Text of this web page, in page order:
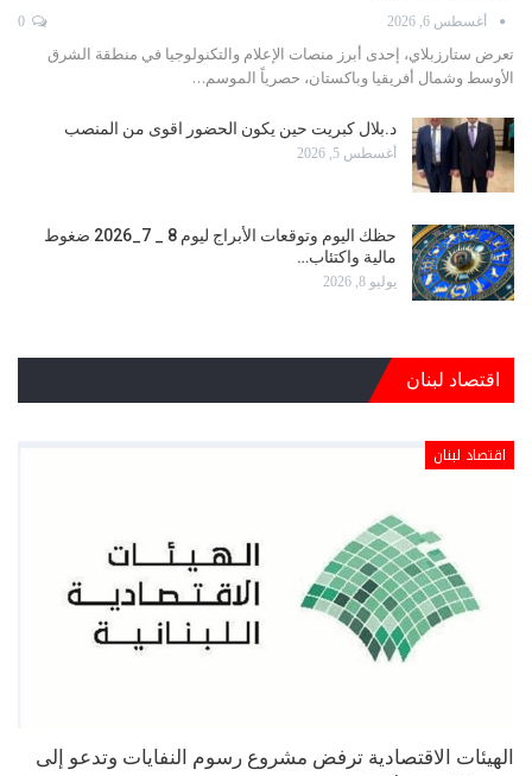
أغسطس 6, 2026
تعرض ستارزبلاي، إحدى أبرز منصات الإعلام والتكنولوجيا في منطقة الشرق
الأوسط وشمال أفريقيا وباكستان، حصرياً الموسم…
د.بلال كبريت حين يكون الحضور اقوى من المنصب
أغسطس 5, 2026
حظك اليوم وتوقعات الأبراج ليوم 8 _ 7_2026 ضغوط
مالية واكتئاب…
يوليو 8, 2026
اقتصاد لبنان
اقتصاد لبنان
الهيئات الاقتصادية ترفض مشروع رسوم النفايات وتدعو إلى